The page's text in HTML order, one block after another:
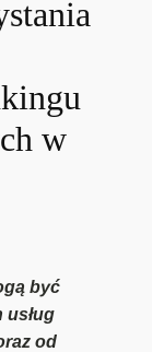
w
być
usług
od